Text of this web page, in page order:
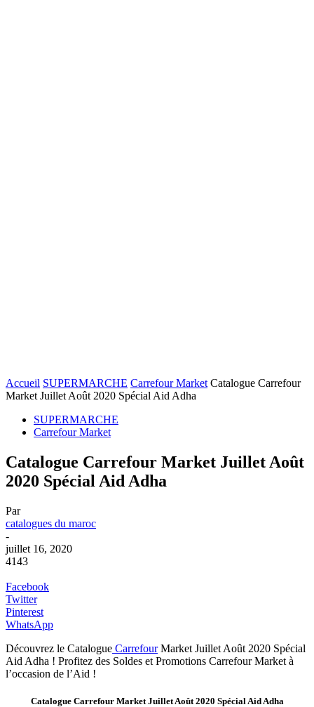
Accueil SUPERMARCHE Carrefour Market Catalogue Carrefour
Market Juillet Août 2020 Spécial Aid Adha
SUPERMARCHE
Carrefour Market
Catalogue Carrefour Market Juillet Août
2020 Spécial Aid Adha
Par
catalogues du maroc
-
juillet 16, 2020
4143
Facebook
Twitter
Pinterest
WhatsApp
Découvrez le Catalogue CarrefourMarket Juillet Août 2020 Spécial
Aid Adha ! Profitez des Soldes et Promotions Carrefour Market à
l’occasion de l’Aid !
Catalogue Carrefour Market Juillet Août 2020 Spécial Aid Adha